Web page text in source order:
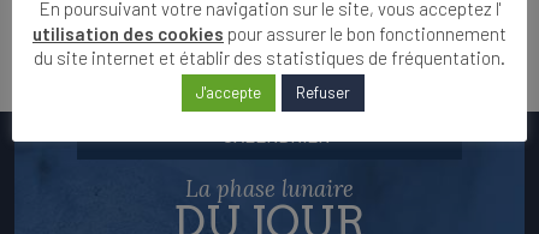
La phase lunaire
DU JOUR
En poursuivant votre navigation sur le site, vous acceptez l'
utilisation des cookies pour assurer le bon fonctionnement
du site internet et établir des statistiques de fréquentation.
J'accepte Refuser